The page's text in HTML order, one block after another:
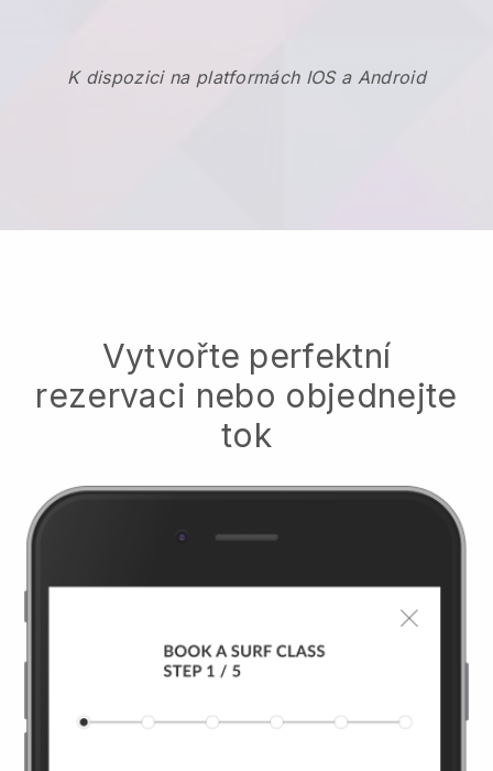
K dispozici na platformách IOS a Android
Vytvořte perfektní
rezervaci nebo objednejte
tok